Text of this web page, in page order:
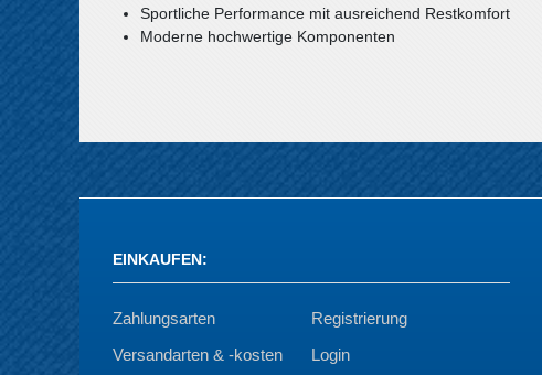
Sportliche Performance mit ausreichend Restkomfort
Moderne hochwertige Komponenten
EINKAUFEN:
Zahlungsarten
Versandarten & -kosten
Registrierung
Login